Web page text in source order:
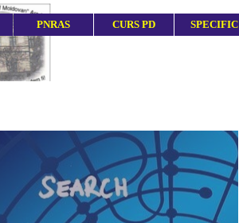
PNRAS CURS PD SPECIFIC